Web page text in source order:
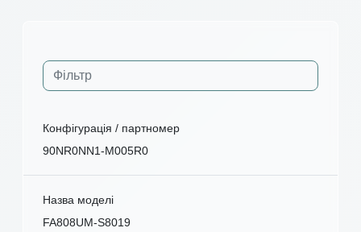
Конфігурація / партномер
90NR0NN1-M005R0
Назва моделі
FA808UM-S8019